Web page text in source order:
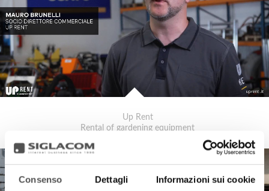
Consenso Dettagli Informazioni sui cookie
Up Rent
Rental of gardening equipment